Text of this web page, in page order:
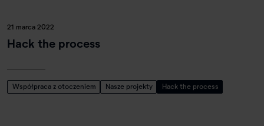
21 marca 2022
Hack the process
Współpraca z otoczeniem Nasze projekty Hack the process